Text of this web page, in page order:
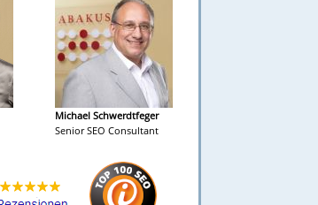
Michael Schwerdtfeger
Senior SEO Consultant